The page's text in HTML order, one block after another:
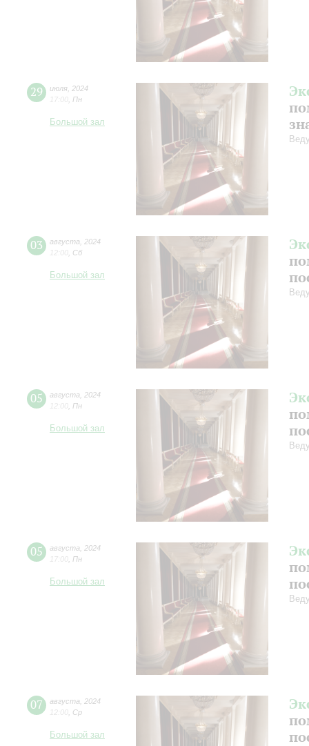
29 июля 2024
17:00 Пн
Большой зал
03 августа
2024
12:00 Сб
Большой зал
05 августа
2024
12:00 Пн
Большой зал
05 августа
2024
17:00 Пн
Большой зал
07 августа
2024
12:00 Ср
Большой зал